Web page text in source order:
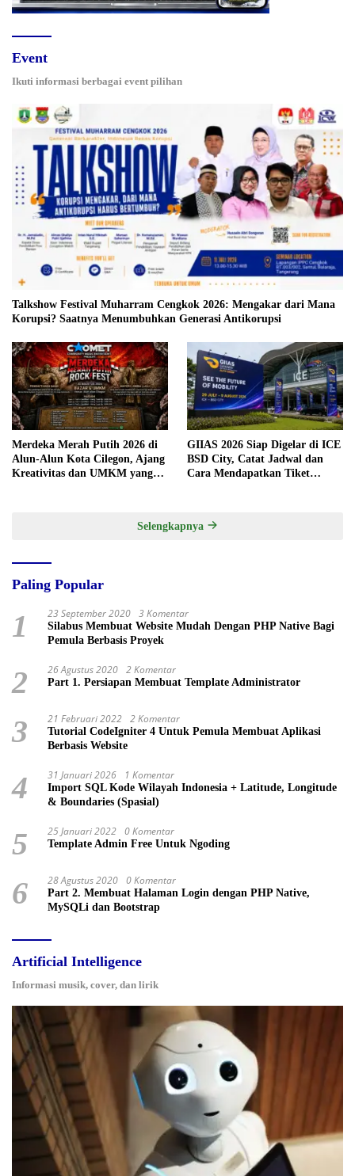
Event
Ikuti informasi berbagai event pilihan
Talkshow Festival Muharram Cengkok 2026: Mengakar dari Mana
Korupsi? Saatnya Menumbuhkan Generasi Antikorupsi
Merdeka Merah Putih 2026 di
Alun-Alun Kota Cilegon, Ajang
Kreativitas dan UMKM yang
GIIAS 2026 Siap Digelar di ICE
BSD City, Catat Jadwal dan
Cara Mendapatkan Tiket
Selengkapnya
Paling Popular
1 23 September 2020 3 Komentar
Silabus Membuat Website Mudah Dengan PHP Native Bagi
Pemula Berbasis Proyek
2 26 Agustus 2020 2 Komentar
Part 1. Persiapan Membuat Template Administrator
3 21 Februari 2022 2 Komentar
Tutorial CodeIgniter 4 Untuk Pemula Membuat Aplikasi
Berbasis Website
4 31 Januari 2026 1 Komentar
Import SQL Kode Wilayah Indonesia + Latitude, Longitude
& Boundaries (Spasial)
5 25 Januari 2022 0 Komentar
Template Admin Free Untuk Ngoding
6 28 Agustus 2020 0 Komentar
Part 2. Membuat Halaman Login dengan PHP Native,
MySQLi dan Bootstrap
Artificial Intelligence
Informasi musik, cover, dan lirik